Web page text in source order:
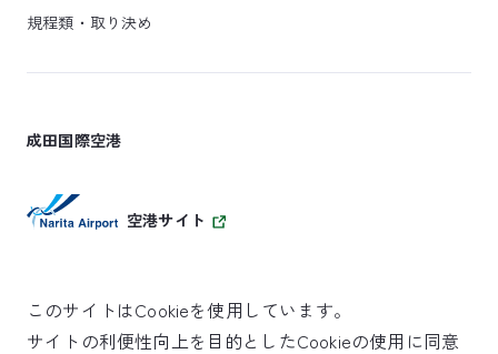
規程類・取り決め
成田国際空港
空港サイト
このサイトはCookieを使用しています。
サイトの利便性向上を目的としたCookieの使用に同意